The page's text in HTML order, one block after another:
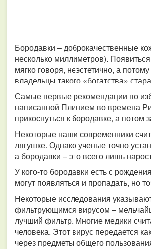
Бородавки – доброкачественные
несколько миллиметров).
мягко говоря, неэстетично, а
владельцы такого «богатства»
Самые первые рекомендации по
написанной Плинием во времена
прикоснуться к бородавке, а
Некоторые наши современники
лягушке. Однако ученые точно
а бородавки – это всего лишь
У кого-то бородавки есть с
могут появляться и пропадать, но
Некоторые исследования
фильтрующимся вирусом –
лучший фильтр. Многие медики
человека. Этот вирус передается
через предметы общего